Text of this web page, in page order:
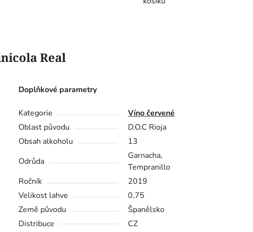
Real
Doplňkové parametry
Kategorie
Víno červené
Oblast původu
D.O.C Rioja
Obsah alkoholu
13
Odrůda
Garnacha,
Tempranillo
Ročník
2019
Velikost lahve
0,75
Země původu
Španělsko
Distribuce
CZ